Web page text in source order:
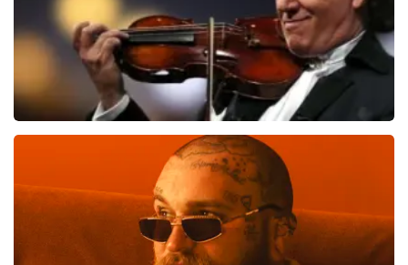
laatste 30 minuten
BESTEL NU